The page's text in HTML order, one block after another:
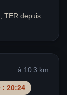
TER depuis
à 10.3 km
: 20:24